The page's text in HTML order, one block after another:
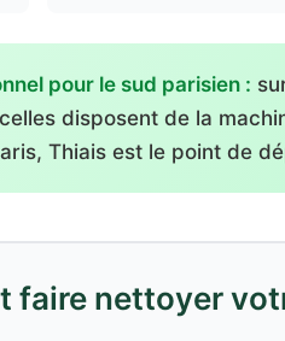
pour le sud parisien :
disposent de la
Thiais est le point de
faire nettoyer